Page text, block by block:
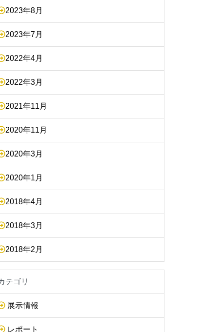
2023年8月
2023年7月
2022年4月
2022年3月
2021年11月
2020年11月
2020年3月
2020年1月
2018年4月
2018年3月
2018年2月
テゴリ
展示情報
レポート